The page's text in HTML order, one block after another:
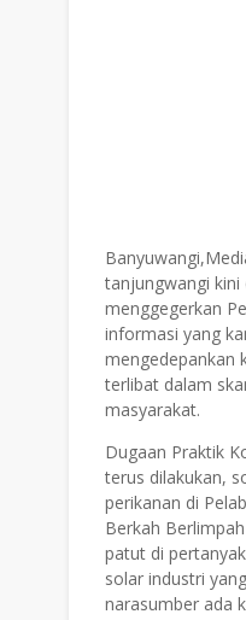
tanjungwangi kini
menggegerkan
informasi yang
mengedepankan
terlibat dalam
masyarakat.
Dugaan Praktik
terus dilakukan,
perikanan di
Berkah
patut di
solar industri
narasumber ada